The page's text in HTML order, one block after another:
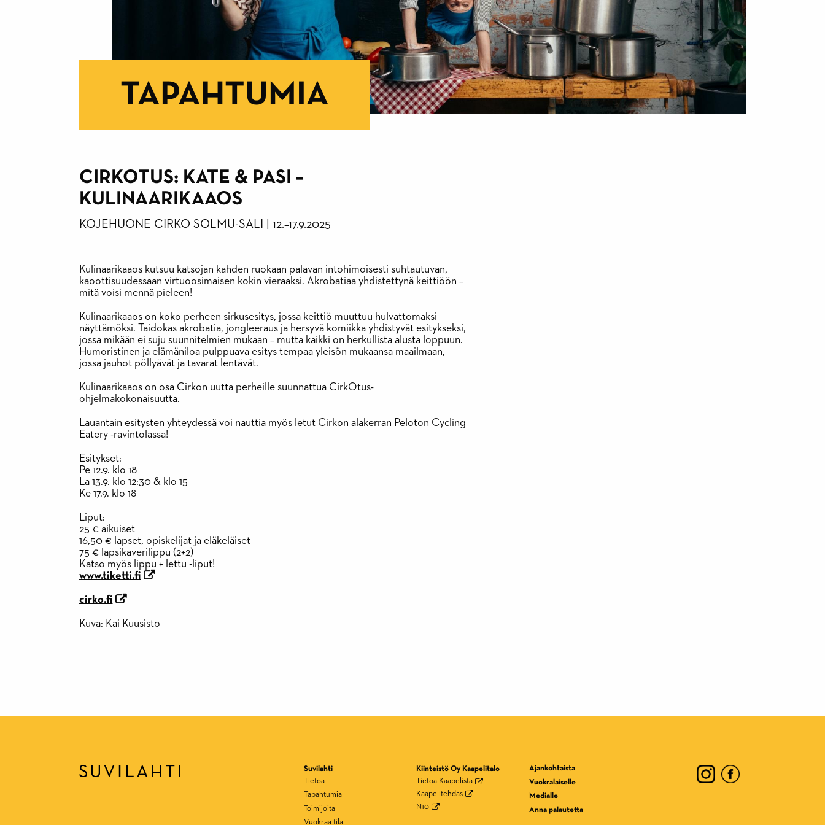
TAPAHTUMIA
CIRKOTUS: KATE & PASI –
KULINAARIKAAOS
KOJEHUONE CIRKO SOLMU-SALI 12.–17.9.2025
Kulinaarikaaos kutsuu katsojan kahden ruokaan palavan intohimoisesti suhtautuvan,
kaoottisuudessaan virtuoosimaisen kokin vieraaksi. Akrobatiaa yhdistettynä keittiöön –
mitä voisi mennä pieleen!
Kulinaarikaaoson koko perheen sirkusesitys, jossa keittiö muuttuu hulvattomaksi
näyttämöksi. Taidokas akrobatia, jongleeraus ja hersyvä komiikka yhdistyvät esitykseksi,
jossa mikään ei suju suunnitelmien mukaan – mutta kaikki on herkullista alusta loppuun.
Humoristinen ja elämäniloa pulppuava esitys tempaa yleisön mukaansa maailmaan,
jossa jauhot pöllyävät ja tavarat lentävät.
Kulinaarikaaos on osa Cirkon uutta perheille suunnattua CirkOtus-
ohjelmakokonaisuutta.
Lauantain esitysten yhteydessä voi nauttia myös letut Cirkon alakerran Peloton Cycling
Eatery -ravintolassa!
Esitykset:
Pe 12.9. klo 18
La 13.9. klo 12:30 & klo 15
Ke 17.9. klo 18
Liput:
25 € aikuiset
16,50 € lapset, opiskelijat ja eläkeläiset
75 € lapsikaverilippu (2+2)
Katso myös lippu + lettu -liput!
www.tiketti.fi
cirko.fi
Kuva: Kai Kuusisto
Suvilahti
Tietoa
Tapahtumia
Toimijoita
Vuokraa tila
Kiinteistö Oy Kaapelitalo
Tietoa Kaapelista
Kaapelitehdas
N10
Ajankohtaista
Vuokralaiselle
Medialle
Anna palautetta